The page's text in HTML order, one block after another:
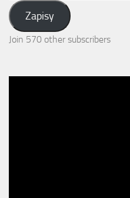
Address:
Zapisy
Join 570 other subscribers